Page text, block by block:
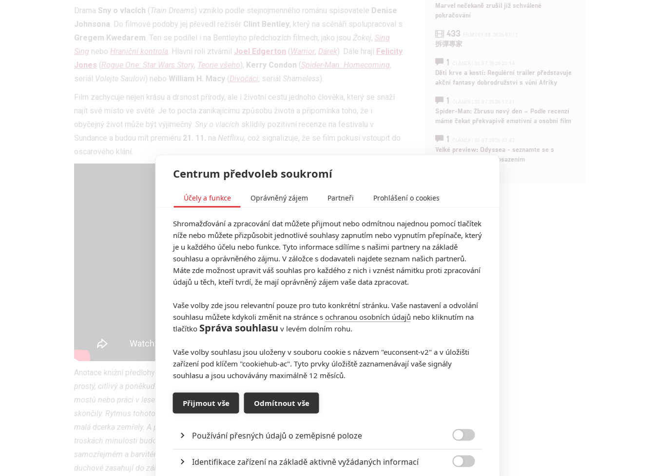
Drama Sny o vlacích (Train Dreams) vzniklo podle stejnojmenného románu spisovatele Denise
Johnsona. Do filmové podoby jej převedl režisér Clint Bentley, který na scénáři spolupracoval s
Gregem Kwedarem. Ten se podílel i na Bentleyho předchozích filmech, jako jsou Žokej, Sing
Sing nebo Hraniční kontrola. Hlavní roli ztvárnil Joel Edgerton ( Warrior, Dárek). Dále hrají Felicity
Jones (Rogue One: Star Wars Story, Teorie všeho), Kerry Condon (Spider-Man: Homecoming,
seriál Volejte Saulovi) nebo William H. Macy (Divočáci, seriál Shameless).
Film zachycuje nejen krásu a drsnost přírody, ale i životní cestu jednoho člověka, který se snaží
najít své místo ve světě. Je to pocta zanikajícímu způsobu života a připomínka toho, že i
obyčejný život může být výjimečný. Sny o vlacích sklidily pozitivní recenze na festivalu v
Sundance a budou mít premiéru 21. 11. na Netflixu, což signalizuje, že se film pokusí vstoupit do
oscarového klání.
Anotace knižní předlohy:
V první polovině 20. století žil Sam Grainier mezi horami v Idahu. Byl to
prostý, citlivý a poněkud pověrčivý dělník, který se nechával najímat na stavbu železnic, opravy
mostů nebo práci v lese. Do práce jezdil na koni, když tam byl, a domů se vracel, když týdny dřiny
skončily. Rytmus tohoto života přerušila tragédie - dům zachvátil požár a jeho milovaná žena a
malá dcerka zemřely. A přestože Sam zpočátku nemůže najít útěchu, postupem času začne na
troskách minulosti budovat budoucnost v průkopnickém duchu své doby. A to vše v nepříliš
samozřejmém a barvitém světě americko-kanadského pohraničí, kde se sny mísí s bděním,
duchové zasahují do záležitostí živých, vlci krotí lidi a osamělý život se stává receptem na stesk
Marvel nečekaně zrušil již schválené
pokračování
433
拆彈專家
1
Děti krve a kostí: Regulérní trailer představuje
akční fantasy dobrodružství s vůní Afriky
1
Spider-Man: Zbrusu nový den – Podle recenzí
máme čekat překvapivě emotivní a osobní film
1
Velké preview: Odyssea - seznamte se s
maximálně nabitým obsazením
Centrum předvoleb soukromí
Účely a funkce Oprávněný zájem Partneři Prohlášení o cookies
Shromažďování a zpracování dat můžete přijmout nebo odmítnou najednou pomocí tlačítek
níže nebo můžete přizpůsobit jednotlivé souhlasy zapnutím nebo vypnutím přepínače, který
je u každého účelu nebo funkce. Tyto informace sdílíme s našimi partnery na základě
souhlasu a oprávněného zájmu. V záložce s dodavateli najdete seznam našich partnerů.
Máte zde možnost upravit váš souhlas pro každého z nich i vznést námitku proti zpracování
údajů u těch, kteří tvrdí, že mají oprávněný zájem vaše data zpracovat.
Vaše volby zde jsou relevantní pouze pro tuto konkrétní stránku. Vaše nastavení a odvolání
souhlasu můžete kdykoli změnit na stránce s ochranou osobních údajů nebo kliknutím na
tlačítko Správa souhlasu v levém dolním rohu.
Vaše volby souhlasu jsou uloženy v souboru cookie s názvem "euconsent-v2" a v úložišti
zařízení pod klíčem "cookiehub-ac". Tyto prvky úložiště zaznamenávají vaše signály
souhlasu a jsou uchovávány maximálně 12 měsíců.
Přijmout vše Odmítnout vše
Používání přesných údajů o zeměpisné poloze
Identifikace zařízení na základě aktivně vyžádaných informací